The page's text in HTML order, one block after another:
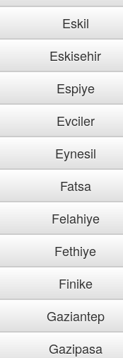
Eskil
Eskisehir
Espiye
Evciler
Eynesil
Fatsa
Felahiye
Fethiye
Finike
Gaziantep
Gazipasa